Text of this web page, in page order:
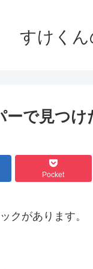
すけく
ーで見つ
Pocket
クがあります。